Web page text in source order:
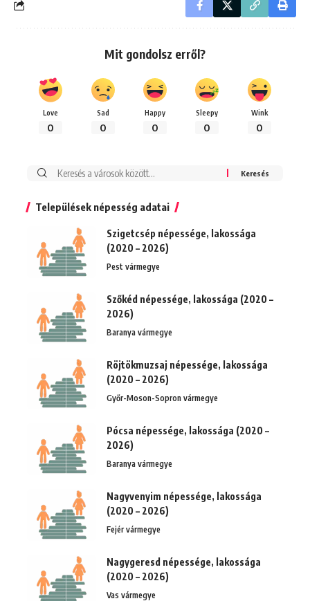
Mit gondolsz erről?
Love
0
Sad
0
Happy
0
Sleepy
0
Wink
0
Keresés:
Települések népesség adatai
Szigetcsép népessége, lakossága
(2020 – 2026)
Pest vármegye
Szőkéd népessége, lakossága (2020 –
2026)
Baranya vármegye
Röjtökmuzsaj népessége, lakossága
(2020 – 2026)
Győr-Moson-Sopron vármegye
Pócsa népessége, lakossága (2020 –
2026)
Baranya vármegye
Nagyvenyim népessége, lakossága
(2020 – 2026)
Fejér vármegye
Nagygeresd népessége, lakossága
(2020 – 2026)
Vas vármegye